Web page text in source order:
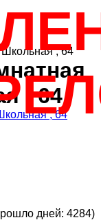
Школьная , 64
, 64
дней: 4284)